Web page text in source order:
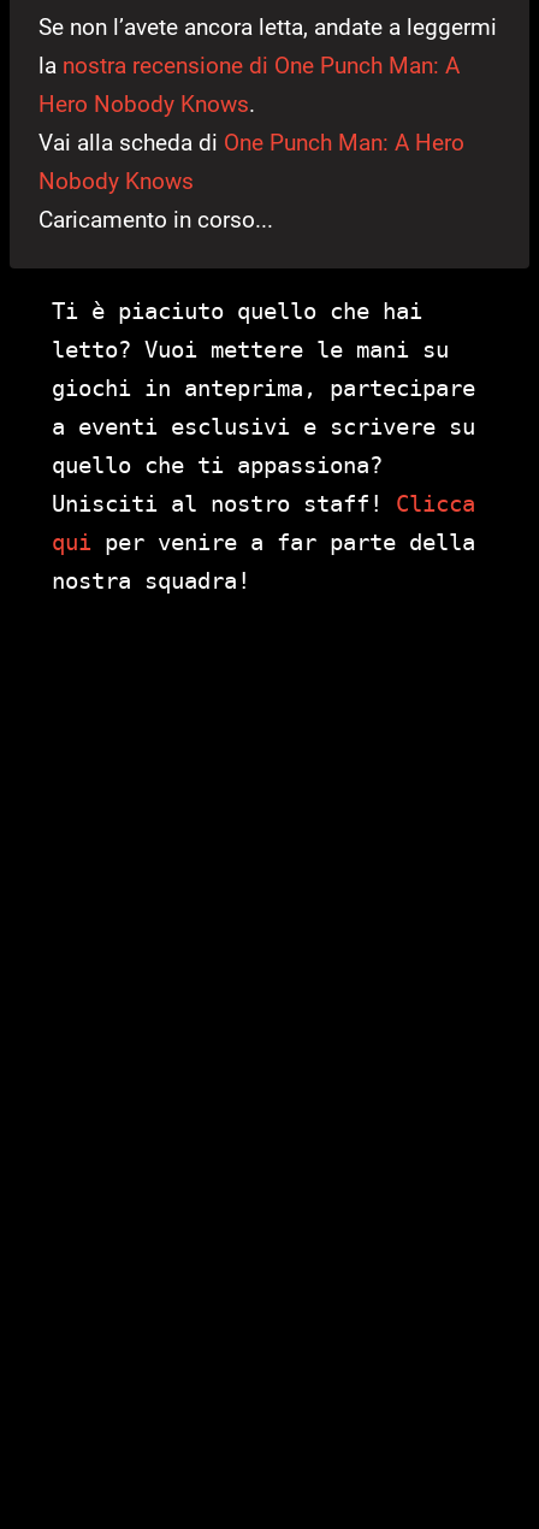
Se non l’avete ancora letta, andate a leggermi
la nostra recensione di One Punch Man: A
Hero Nobody Knows.
Vai alla scheda di One Punch Man: A Hero
Nobody Knows
Caricamento in corso...
Ti è piaciuto quello che hai
letto? Vuoi mettere le mani su
giochi in anteprima, partecipare
a eventi esclusivi e scrivere su
quello che ti appassiona?
Unisciti al nostro staff! Clicca
qui per venire a far parte della
nostra squadra!